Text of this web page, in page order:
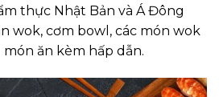
thực Nhật Bản và Á Đông
wok, cơm bowl, các món wok
ăn kèm hấp dẫn.